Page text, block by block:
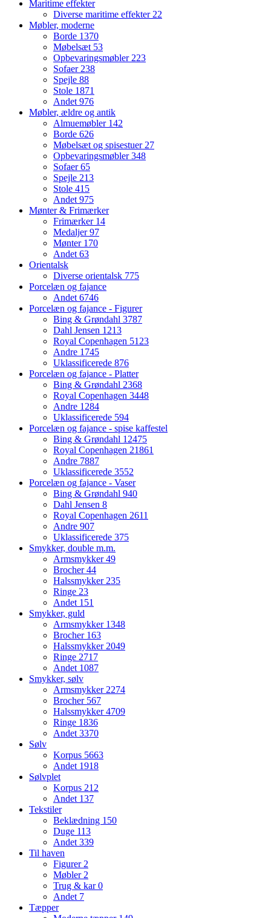
Maritime effekter
Diverse maritime effekter 22
Møbler, moderne
Borde 1370
Møbelsæt 53
Opbevaringsmøbler 223
Sofaer 238
Spejle 88
Stole 1871
Andet 976
Møbler, ældre og antik
Almuemøbler 142
Borde 626
Møbelsæt og spisestuer 27
Opbevaringsmøbler348
Sofaer65
Spejle 213
Stole 415
Andet 975
Mønter & Frimærker
Frimærker 14
Medaljer97
Mønter 170
Andet 63
Orientalsk
Diverse orientalsk 775
Porcelæn og fajance
Andet 6746
Porcelæn og fajance - Figurer
Bing & Grøndahl 3787
Dahl Jensen 1213
Royal Copenhagen 5123
Andre 1745
Uklassificerede 876
Porcelæn og fajance - Platter
Bing & Grøndahl 2368
Royal Copenhagen 3448
Andre 1284
Uklassificerede 594
Porcelæn og fajance - spise kaffestel
Bing & Grøndahl 12475
Royal Copenhagen 21861
Andre 7887
Uklassificerede 3552
Porcelæn og fajance - Vaser
Bing & Grøndahl 940
Dahl Jensen 8
Royal Copenhagen 2611
Andre 907
Uklassificerede 375
Smykker, double m.m.
Armsmykker49
Brocher44
Halssmykker 235
Ringe 23
Andet 151
Smykker, guld
Armsmykker 1348
Brocher 163
Halssmykker 2049
Ringe 2717
Andet 1087
Smykker, sølv
Armsmykker 2274
Brocher 567
Halssmykker4709
Ringe 1836
Andet 3370
Sølv
Korpus 5663
Andet 1918
Sølvplet
Korpus 212
Andet 137
Tekstiler
Beklædning 150
Duge 113
Andet 339
Til haven
Figurer 2
Møbler 2
Trug & kar0
Andet 7
Tæpper